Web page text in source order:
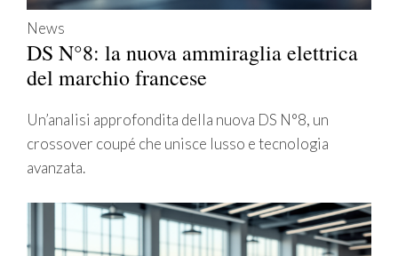
News
DS N°8: la nuova ammiraglia elettrica
del marchio francese
Un’analisi approfondita della nuova DS N°8, un
crossover coupé che unisce lusso e tecnologia
avanzata.